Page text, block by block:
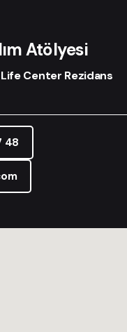
Atölyesi
Center Rezidans
48